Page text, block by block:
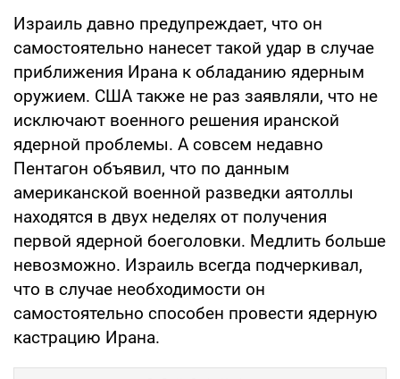
Израиль давно предупреждает, что он
самостоятельно нанесет такой удар в случае
приближения Ирана к обладанию ядерным
оружием. США также не раз заявляли, что не
исключают военного решения иранской
ядерной проблемы. А совсем недавно
Пентагон объявил, что по данным
американской военной разведки аятоллы
находятся в двух неделях от получения
первой ядерной боеголовки. Медлить больше
невозможно. Израиль всегда подчеркивал,
что в случае необходимости он
самостоятельно способен провести ядерную
кастрацию Ирана.